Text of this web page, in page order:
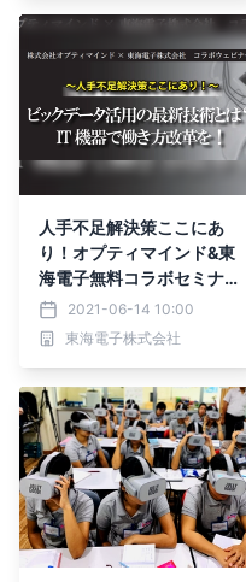
人手不足解決策ここにあ
り！オプティマインド&東
海電子無料コラボセミナー
「ビックデータ活用の最新
技術とは？ IT機器で働き
方改革を！」7月5日
2021-06-14 10:00
東海電子株式会社